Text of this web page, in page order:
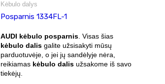
Kėbulo dalys
Posparnis 1334FL-1
AUDI kėbulo posparnis. Visas šias
kėbulo dalisgalite užsisakyti mūsų
parduotuvėje, o jei jų sandėlyje nėra,
reikiamas kėbulo dalisužsakome iš savo
tiekėjų.